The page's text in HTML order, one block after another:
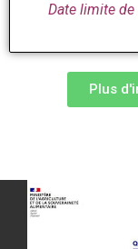
Date limite
Plus